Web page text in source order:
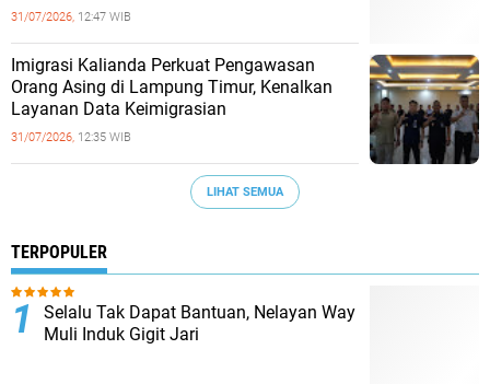
31/07/2026, 12:47 WIB
Imigrasi Kalianda Perkuat Pengawasan
Orang Asing di Lampung Timur, Kenalkan
Layanan Data Keimigrasian
31/07/2026, 12:35 WIB
LIHAT SEMUA
TERPOPULER
Selalu Tak Dapat Bantuan, Nelayan Way
Muli Induk Gigit Jari